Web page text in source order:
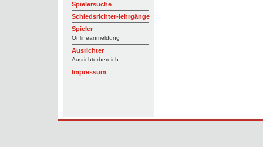
Spielersuche
Schiedsrichter-lehrgänge
Spieler
Onlineanmeldung
Ausrichter
Ausrichterbereich
Impressum